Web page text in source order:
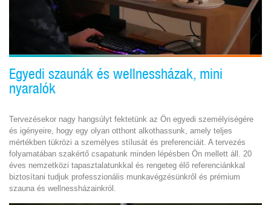
Egyedi szaunák és wellnessházak, mini
nyaralók
Tervezésekor nagy hangsúlyt fektetünk az Ön egyedi személyiségére
és igényeire, hogy egy olyan otthont alkothassunk, amely teljes
mértékben tükrözi a személyes stílusát és preferenciáit. A tervezés
folyamatában szakértő csapatunk minden lépésben Ön mellett áll. 20
éves nemzetközi tapasztalatunkkal és rengeteg élő referenciánkkal
biztosítani tudjuk professzionális munkavégzésünkről és prémium
szauna és wellnessházainkról.